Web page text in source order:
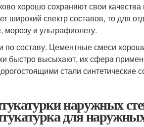
хорошо сохраняют свои
широкий спектр составов, то для
морозу и ультрафиолету.
по составу. Цементные смеси
быстро высыхают, их сфера
стали синтетические
наружных
для